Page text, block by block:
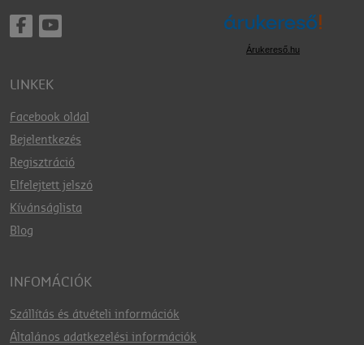
Árukereső.hu
LINKEK
Facebook oldal
Bejelentkezés
Regisztráció
Elfelejtett jelszó
Kívánságlista
Blog
INFOMÁCIÓK
Szállítás és átvételi információk
Általános adatkezelési információk